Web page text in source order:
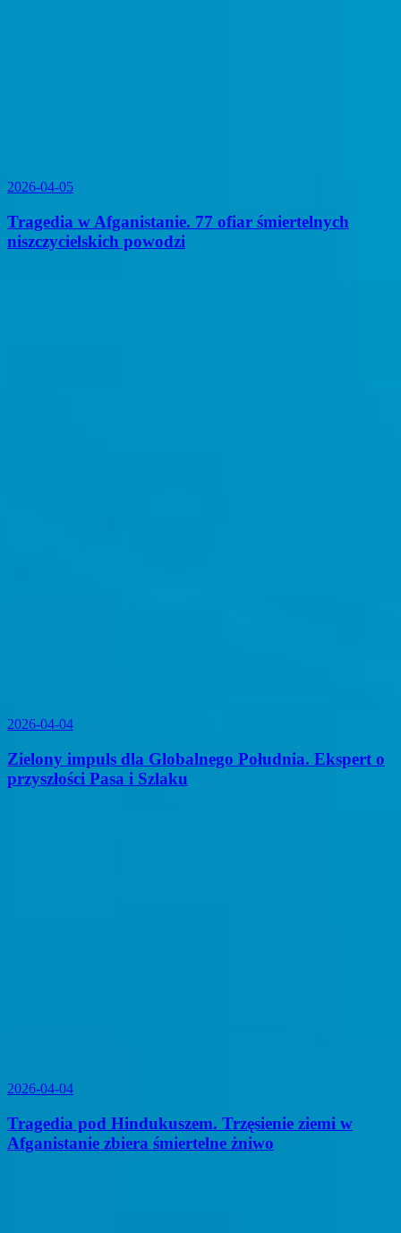
2026-04-05
Tragedia w Afganistanie. 77 ofiar śmiertelnych
niszczycielskich powodzi
2026-04-04
Zielony impuls dla Globalnego Południa. Ekspert o
przyszłości Pasa i Szlaku
2026-04-04
Tragedia pod Hindukuszem. Trzęsienie ziemi w
Afganistanie zbiera śmiertelne żniwo